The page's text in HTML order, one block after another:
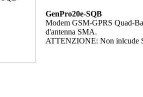
GenPro20e-SQB
Modem GSM-GPRS Quad-
d'antenna SMA.
ATTENZIONE: Non inlcude